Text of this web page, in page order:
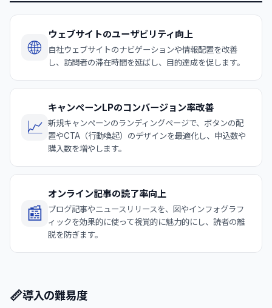
🌐
ウェブサイトのユーザビリティ向上
自社ウェブサイトのナビゲーションや情報配置を改善
し、訪問者の滞在時間を延ばし、目的達成を促します。
📈
キャンペーンLPのコンバージョン率改善
新規キャンペーンのランディングページで、ボタンの配
置やCTA（行動喚起）のデザインを最適化し、申込数や
購入数を増やします。
📰
オンライン記事の読了率向上
ブログ記事やニュースリリースを、図やインフォグラフ
ィックを効果的に使って視覚的に魅力的にし、読者の離
脱を防ぎます。
📏導入の難易度